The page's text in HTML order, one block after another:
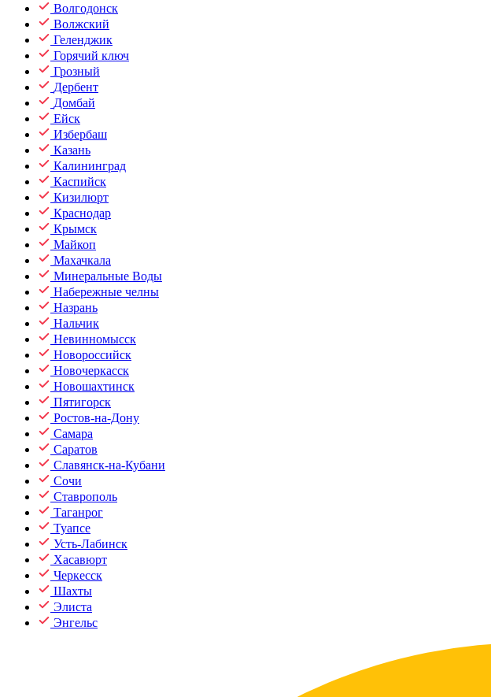
Волгодонск
Волжский
Геленджик
Горячий ключ
Грозный
Дербент
Домбай
Ейск
Избербаш
Казань
Калининград
Каспийск
Кизилюрт
Краснодар
Крымск
Майкоп
Махачкала
Минеральные Воды
Набережные челны
Назрань
Нальчик
Невинномысск
Новороссийск
Новочеркасск
Новошахтинск
Пятигорск
Ростов-на-Дону
Самара
Саратов
Славянск-на-Кубани
Сочи
Ставрополь
Таганрог
Туапсе
Усть-Лабинск
Хасавюрт
Черкесск
Шахты
Элиста
Энгельс